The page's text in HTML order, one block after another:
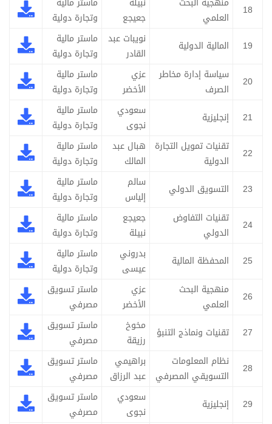
18
العلمي
جعيجع
وتجارة دولية
19
المالية الدولية
نويبات عبد
القادر
ماستر مالية
وتجارة دولية
20
سياسة إدارة مخاطر
الصرف
عزي
الأخضر
ماستر مالية
وتجارة دولية
21
إنجليزية
سعودي
نجوى
ماستر مالية
وتجارة دولية
22
تقنيات تمويل التجارة
الدولية
هبال عبد
المالك
ماستر مالية
وتجارة دولية
23
التسويق الدولي
سالم
إلياس
ماستر مالية
وتجارة دولية
24
تقنيات التفاوض
الدولي
جعيجع
نبيلة
ماستر مالية
وتجارة دولية
25
المحفظة المالية
بدروني
عيسى
ماستر مالية
وتجارة دولية
26
منهجية البحث
العلمي
عزي
الأخضر
ماستر تسويق
مصرفي
27
تقنيات ونماذج التنبؤ
مخوخ
رزيقة
ماستر تسويق
مصرفي
28
نظام المعلومات
التسويقي المصرفي
براهيمي
عبد الرزاق
ماستر تسويق
مصرفي
29
إنجليزية
سعودي
نجوى
ماستر تسويق
مصرفي